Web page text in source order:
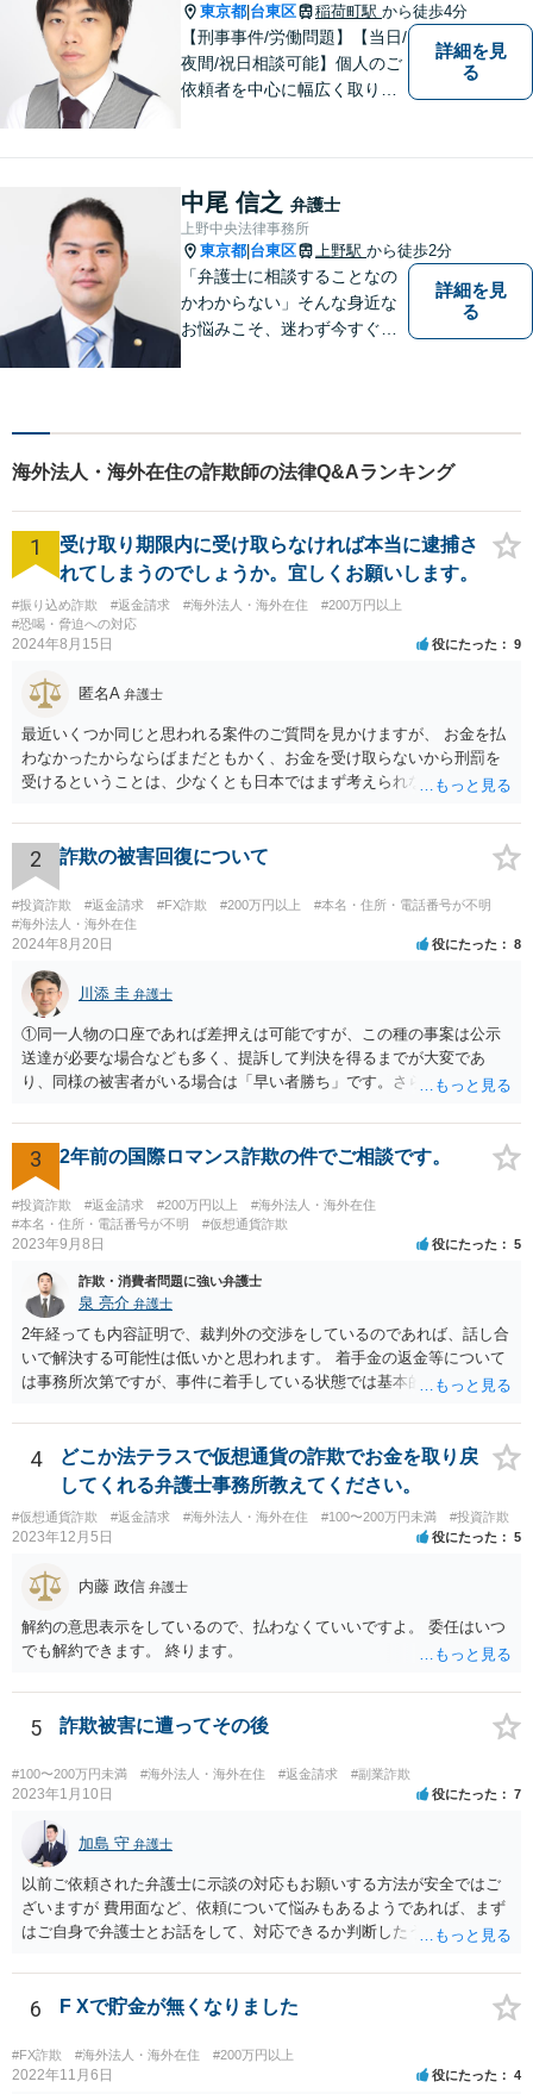
東京都 台東区 稲荷町駅 から徒歩4分
【刑事事件/労働問題】【当日/
夜間/祝日相談可能】個人のご
依頼者を中心に幅広く取り扱
詳細を見
る
中尾 信之 弁護士
上野中央法律事務所
東京都 台東区 上野駅 から徒歩2分
「弁護士に相談することなの
かわからない」そんな身近な
お悩みこそ、迷わず今すぐご
詳細を見
る
海外法人・海外在住の詐欺師の法律Q&Aランキング
1
受け取り期限内に受け取らなければ本当に逮捕さ
れてしまうのでしょうか。宜しくお願いします。
#振り込め詐欺 #返金請求 #海外法人・海外在住
#200万円以上
#恐喝・脅迫への対応
2024年8月15日 役にたった 9
匿名A 弁護士
最近いくつか同じと思われる案件のご質問を見かけますが、 お金を払
わなかったからならばまだともかく、お金を受け取らないから刑罰を
受けるということは、少なくとも日本ではまず考えられないように思
てみてください。
2 詐欺の被害回復について
#投資詐欺 #返金請求 #FX詐欺 #200万円以上
#本名・住所・電話番号が不明
#海外法人・海外在住
2024年8月20日 役にたった 8
川添 圭 弁護士
①同一人物の口座であれば差押えは可能ですが、この種の事案は公示
送達が必要な場合なども多く、提訴して判決を得るまでが大変であ
り、同様の被害者がいる場合は「早い者勝ち」です。さらに詳しい事
れます。 ②わかりません。その法人が特定できるかどうかが問題で
す。調査が必要ですので、弁護士へ相談した方がよいと思います。
3 2年前の国際ロマンス詐欺の件でご相談です。
#投資詐欺 #返金請求 #200万円以上
#海外法人・海外在住
#本名・住所・電話番号が不明
#仮想通貨詐欺
2023年9月8日 役にたった 5
詐欺・消費者問題に強い弁護士
泉 亮介 弁護士
2年経っても内容証明で、裁判外の交渉をしているのであれば、話し合
いで解決する可能性は低いかと思われます。 着手金の返金等について
は事務所次第ですが、事件に着手している状態では基本的に返金に応
は、現状や今後どう動くのか、回収可能性についてどのような見込み
か等疑問や不安に思っていることは確認をされた方が良いでしょう。
4
どこか法テラスで仮想通貨の詐欺でお金を取り戻
してくれる弁護士事務所教えてください。
#仮想通貨詐欺 #返金請求 #海外法人・海外在住 #100〜200万円未満 #投資詐欺
2023年12月5日 役にたった 5
内藤 政信 弁護士
解約の意思表示をしているので、払わなくていいですよ。 委任はいつ
でも解約できます。 終ります。
5 詐欺被害に遭ってその後
#100〜200万円未満 #海外法人・海外在住 #返金請求 #副業詐欺
2023年1月10日 役にたった 7
加島 守 弁護士
以前ご依頼された弁護士に示談の対応もお願いする方法が安全ではご
ざいますが 費用面など、依頼について悩みもあるようであれば、まず
はご自身で弁護士とお話をして、対応できるか判断したうえで、 弁護
話をしてから、こちらも法律相談で１度弁護士に相談する方法もあり
ますので。 一番安全なのは弁護士に示談交渉の依頼をする方法です
が、ご事情あるようであれば ご自身で対応する方法もご検討いただい
てもいいかもしれません。
6 F Xで貯金が無くなりました
#FX詐欺 #海外法人・海外在住 #200万円以上
2022年11月6日 役にたった 4